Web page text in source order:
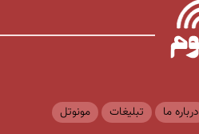
درباره ما تبلیغات مونوتل